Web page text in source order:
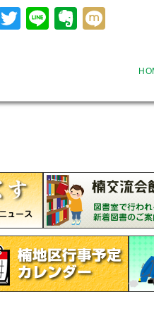
Facebook
Twitter
Line